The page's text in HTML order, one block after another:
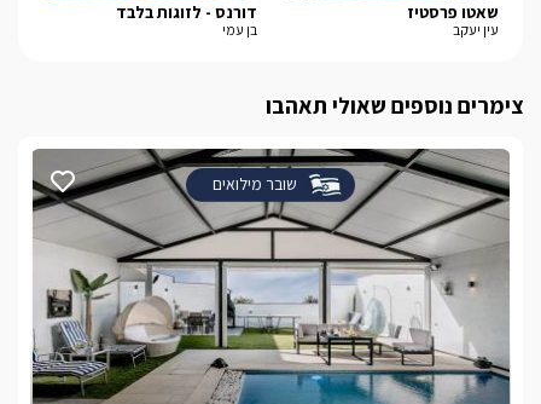
שאטו פרסטיז
עין יעקב
דורנס - לזוגות בלבד
בן עמי
צימרים נוספים שאולי תאהבו
שובר מילואים